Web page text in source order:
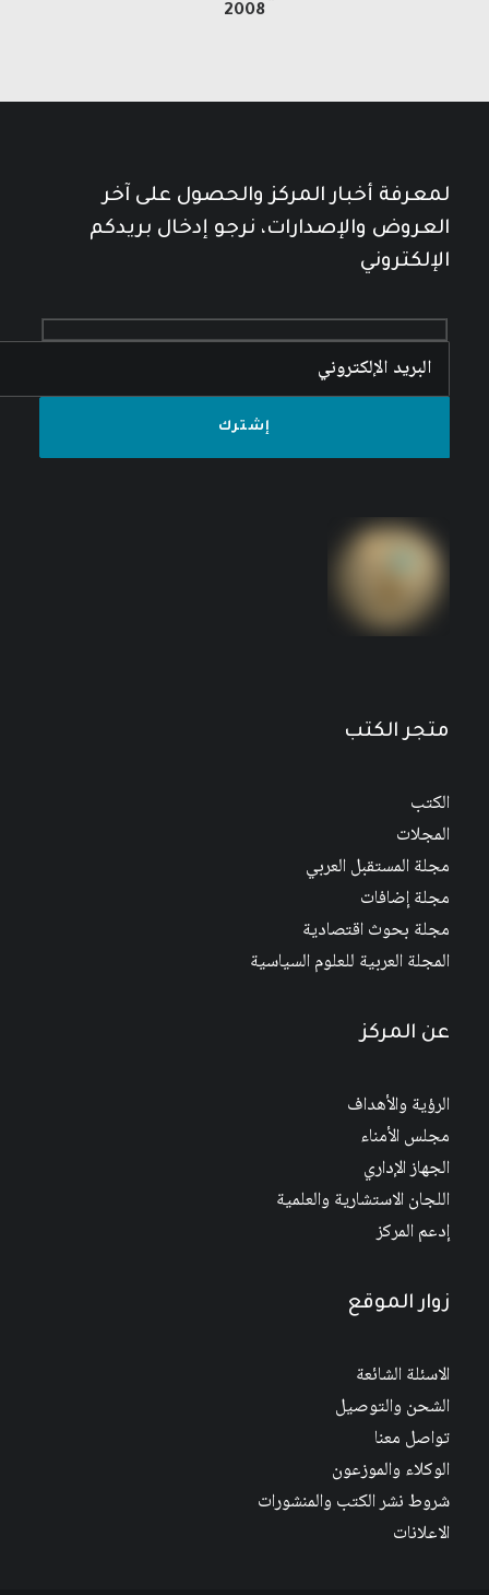
2008
لمعرفة أخبار المركز والحصول على آخر
العروض والإصدارات، نرجو إدخال بريدكم
الإلكتروني
متجر الكتب
الكتب
المجلات
مجلة المستقبل العربي
مجلة إضافات
مجلة بحوث اقتصادية
المجلة العربية للعلوم السياسية
عن المركز
الرؤية والأهداف
مجلس الأمناء
الجهاز الإداري
اللجان الاستشارية والعلمية
إدعم المركز
زوار الموقع
الاسئلة الشائعة
الشحن والتوصيل
تواصل معنا
الوكلاء والموزعون
شروط نشر الكتب والمنشورات
الاعلانات